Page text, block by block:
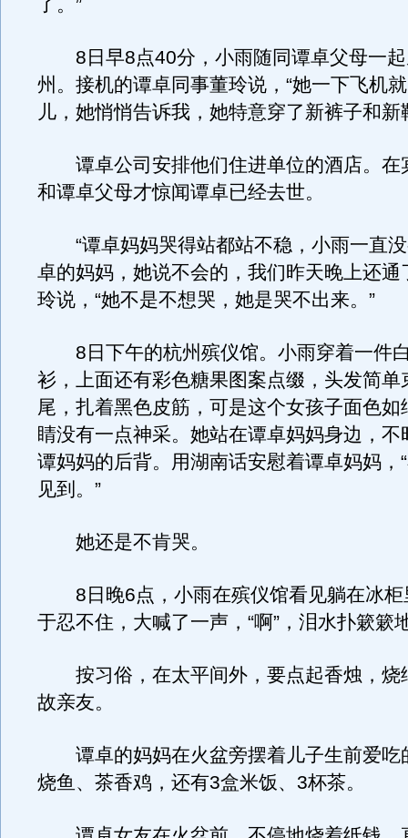
了。”
8日早8点40分，小雨随同谭卓父母一起
州。接机的谭卓同事董玲说，“她一下飞机
儿，她悄悄告诉我，她特意穿了新裤子和新
谭卓公司安排他们住进单位的酒店。在
和谭卓父母才惊闻谭卓已经去世。
“谭卓妈妈哭得站都站不稳，小雨一直没
卓的妈妈，她说不会的，我们昨天晚上还通
玲说，“她不是不想哭，她是哭不出来。”
8日下午的杭州殡仪馆。小雨穿着一件
衫，上面还有彩色糖果图案点缀，头发简单
尾，扎着黑色皮筋，可是这个女孩子面色如
睛没有一点神采。她站在谭卓妈妈身边，不
谭妈妈的后背。用湖南话安慰着谭卓妈妈，
见到。”
她还是不肯哭。
8日晚6点，小雨在殡仪馆看见躺在冰柜
于忍不住，大喊了一声，“啊”，泪水扑簌簌
按习俗，在太平间外，要点起香烛，烧
故亲友。
谭卓的妈妈在火盆旁摆着儿子生前爱吃
烧鱼、茶香鸡，还有3盒米饭、3杯茶。